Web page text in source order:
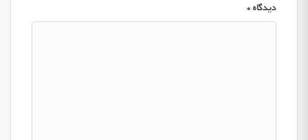
دیدگاه*